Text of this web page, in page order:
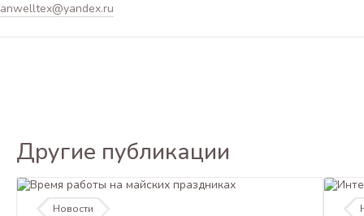
anwelltex@yandex.ru
Другие публикации
Новости